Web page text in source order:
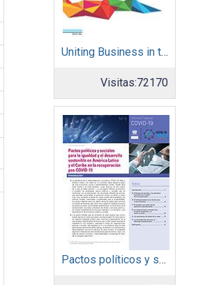
Uniting Business in the Decade of Action
Visitas:72170
Pactos políticos y sociales para la igualdad y el desarrollo sostenible en América Latina y el Caribe en la recuperación pos COVID-19